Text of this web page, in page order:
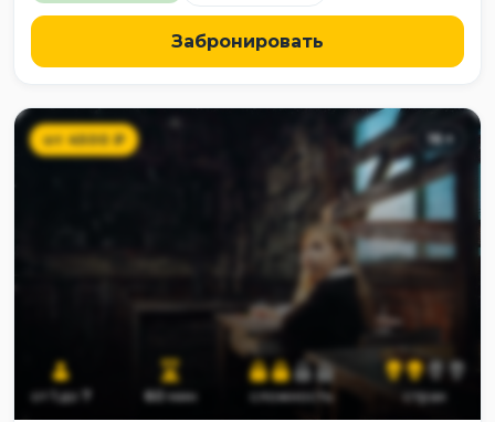
Забронировать
от4500₽ 16+
от до 7 60мин сложность страх